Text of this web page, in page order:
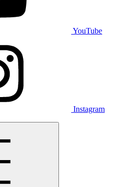
YouTube
Instagram